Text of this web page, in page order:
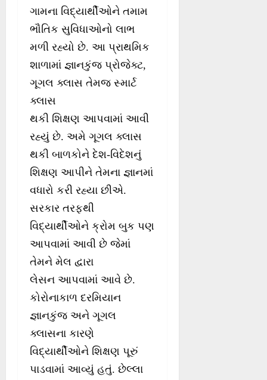
ગામના વિદ્યાર્થીઓને તમામ
ભૌતિક સુવિધાઓનો લાભ
મળી રહ્યો છે. આ પ્રાથમિક
શાળામાં જ્ઞાનકુંજ પ્રોજેક્ટ,
ગૂગલ ક્લાસ તેમજ સ્માર્ટ
ક્લાસ
થકી શિક્ષણ આપવામાં આવી
રહ્યું છે. અમે ગૂગલ ક્લાસ
થકી બાળકોને દેશ-વિદેશનું
શિક્ષણ આપીને તેમના જ્ઞાનમાં
વધારો કરી રહ્યા છીએ.
સરકાર તરફથી
વિદ્યાર્થીઓને ક્રોમ બુક પણ
આપવામાં આવી છે જેમાં
તેમને મેલ દ્વારા
લેસન આપવામાં આવે છે.
કોરોનાકાળ દરમિયાન
જ્ઞાનકુંજ અને ગૂગલ
ક્લાસના કારણે
વિદ્યાર્થીઓને શિક્ષણ પૂરું
પાડવામાં આવ્યું હતું. છેલ્લા